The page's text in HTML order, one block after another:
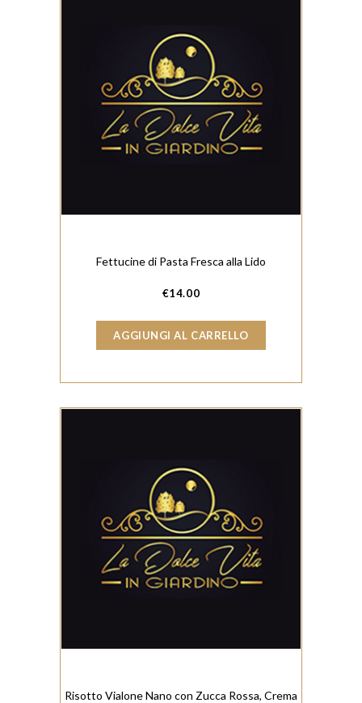
Fettucine di Pasta Fresca alla Lido
€14.00
AGGIUNGI AL CARRELLO
Risotto Vialone Nano con Zucca Rossa, Crema